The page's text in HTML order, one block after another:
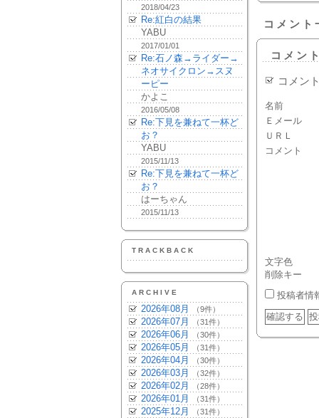
2018/04/23
Re:紅白の結果
YABU
2017/01/01
Re:石ノ森→ライダー→
ネオサイクロン→スヌ
ーピー
かよこ
2016/05/08
Re:下見を兼ねて一杯ど
お？
YABU
2015/11/13
Re:下見を兼ねて一杯ど
お？
はーちゃん
2015/11/13
TRACKBACK
ARCHIVE
2026年08月 （9件）
2026年07月 （31件）
2026年06月 （30件）
2026年05月 （31件）
2026年04月 （30件）
2026年03月 （32件）
2026年02月 （28件）
2026年01月 （31件）
2025年12月 （31件）
コメント
コメン
コメン
名前
Ｅメール
ＵＲＬ
コメント
文字色
削除キー
投稿者情